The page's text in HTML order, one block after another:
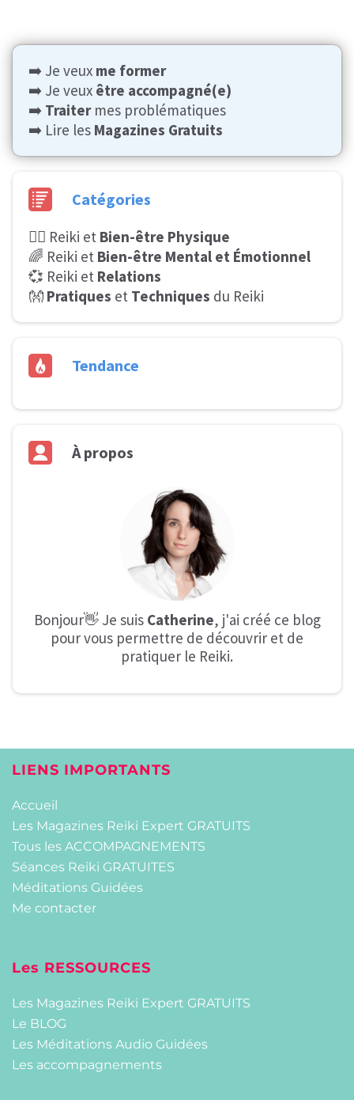
➡️ Je veux me former
➡️ Je veux être accompagné(e)
➡️ Traitermes problématiques
➡️ Lire les Magazines Gratuits
Catégories
🧘‍♂️ Reiki et Bien-être Physique
🌈 Reiki et Bien-être Mental et Émotionnel
💞 Reiki et Relations
👐 Pratiques et Techniques du Reiki
Tendance
À propos
Bonjour👋 Je suis Catherine, j'ai créé ce blog
pour vous permettre de découvrir et de
pratiquer le Reiki.
LIENS IMPORTANTS
Accueil
Les Magazines Reiki Expert GRATUITS
Tous les ACCOMPAGNEMENTS
Séances Reiki GRATUITES
Méditations Guidées
Me contacter
Les RESSOURCES
Les Magazines Reiki Expert GRATUITS
Le BLOG
Les Méditations Audio Guidées
Les accompagnements